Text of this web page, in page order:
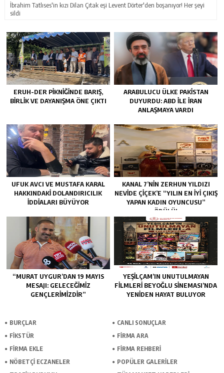
İbrahim Tatlıses'in kızı Dilan Çıtak eşi Levent Dörter'den boşanıyor! Her şeyi
sildi
ERUH-DER PIKNIĞINDE BARIŞ,
BIRLIK VE DAYANIŞMA ÖNE ÇIKTI
ARABULUCU ÜLKE PAKISTAN
DUYURDU: ABD ILE İRAN
ANLAŞMAYA VARDI
UFUK AVCI VE MUSTAFA KARAL
HAKKINDAKI DOLANDIRICILIK
İDDIALARI BÜYÜYOR
KANAL 7’NİN ZERHUN YILDIZI
NEVİDE ÇİÇEK’E “YILIN EN İYİ ÇIKIŞ
YAPAN KADIN OYUNCUSU”
ÖDÜLÜ!
“MURAT UYGUR’DAN 19 MAYIS
MESAJI: GELECEĞIMIZ
GENÇLERIMIZDIR”
YEŞILÇAM’IN UNUTULMAYAN
FILMLERI BEYOĞLU SINEMASI’NDA
YENIDEN HAYAT BULUYOR
BURÇLAR
CANLI SONUÇLAR
FİKSTÜR
FİRMA ARA
FİRMA EKLE
FİRMA REHBERİ
NÖBETÇİ ECZANELER
POPÜLER GALERİLER